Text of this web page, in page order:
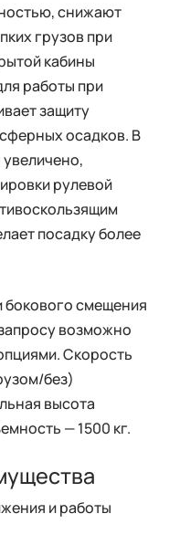
снижают
грузов при
кабины
работы при
защиту
осадков. В
рулевой
посадку более
смещения
возможно
Скорость
без)
высота
— 1500 кг.
и работы